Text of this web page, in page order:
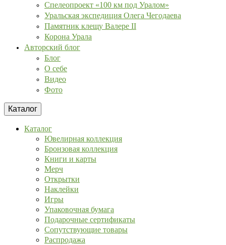
Спелеопроект «100 км под Уралом»
Уральская экспедиция Олега Чегодаева
Памятник клещу Валере II
Корона Урала
Авторский блог
Блог
О себе
Видео
Фото
Каталог
Каталог
Ювелирная коллекция
Бронзовая коллекция
Книги и карты
Мерч
Открытки
Наклейки
Игры
Упаковочная бумага
Подарочные сертификаты
Сопутствующие товары
Распродажа